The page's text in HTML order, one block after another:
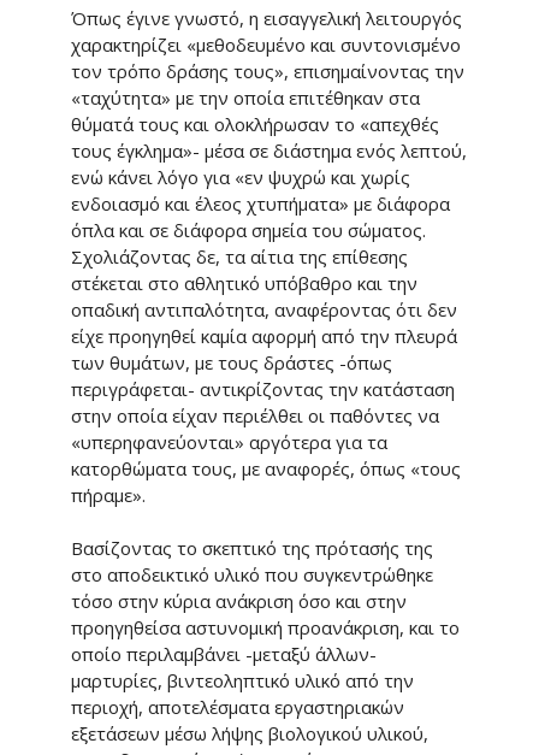
Όπως έγινε γνωστό, η εισαγγελική λειτουργός
χαρακτηρίζει «μεθοδευμένο και συντονισμένο
τον τρόπο δράσης τους», επισημαίνοντας την
«ταχύτητα» με την οποία επιτέθηκαν στα
θύματά τους και ολοκλήρωσαν το «απεχθές
τους έγκλημα»- μέσα σε διάστημα ενός λεπτού,
ενώ κάνει λόγο για «εν ψυχρώ και χωρίς
ενδοιασμό και έλεος χτυπήματα» με διάφορα
όπλα και σε διάφορα σημεία του σώματος.
Σχολιάζοντας δε, τα αίτια της επίθεσης
στέκεται στο αθλητικό υπόβαθρο και την
οπαδική αντιπαλότητα, αναφέροντας ότι δεν
είχε προηγηθεί καμία αφορμή από την πλευρά
των θυμάτων, με τους δράστες -όπως
περιγράφεται- αντικρίζοντας την κατάσταση
στην οποία είχαν περιέλθει οι παθόντες να
«υπερηφανεύονται» αργότερα για τα
κατορθώματα τους, με αναφορές, όπως «τους
πήραμε».
Βασίζοντας το σκεπτικό της πρότασής της
στο αποδεικτικό υλικό που συγκεντρώθηκε
τόσο στην κύρια ανάκριση όσο και στην
προηγηθείσα αστυνομική προανάκριση, και το
οποίο περιλαμβάνει -μεταξύ άλλων-
μαρτυρίες, βιντεοληπτικό υλικό από την
περιοχή, αποτελέσματα εργαστηριακών
εξετάσεων μέσω λήψης βιολογικού υλικού,